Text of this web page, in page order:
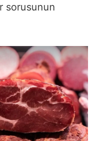
sorusunun